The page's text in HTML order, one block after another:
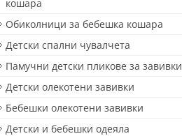
кошара
Обиколници за бебешка кошара
Детски спални чувалчета
Памучни детски пликове за завивки
Детски олекотени завивки
Бебешки олекотени завивки
Детски и бебешки одеяла